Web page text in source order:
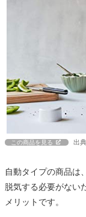
この商品を見る 出
自動タイプの商品は
脱気する必要がない
メリットです。